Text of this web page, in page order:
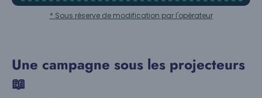
* Sous réserve de modification par l'opérateur
Une campagne sous les projecteurs
📖